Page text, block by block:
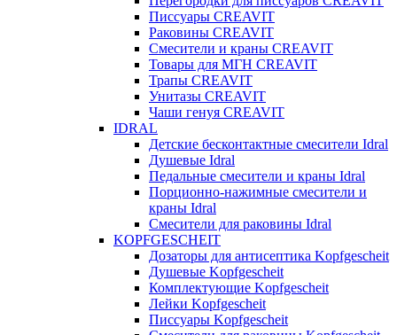
Писсуары CREAVIT
Раковины CREAVIT
Смесители и краны CREAVIT
Товары для МГН CREAVIT
Трапы CREAVIT
Унитазы CREAVIT
Чаши генуя CREAVIT
IDRAL
Детские бесконтактные смесители Idral
Душевые Idral
Педальные смесители и краны Idral
Порционно-нажимные смесители и
краны Idral
Смеcители для раковины Idral
KOPFGESCHEIT
Дозаторы для антисептика Kopfgescheit
Душевые Kopfgescheit
Комплектующие Kopfgescheit
Лейки Kopfgescheit
Писсуары Kopfgescheit